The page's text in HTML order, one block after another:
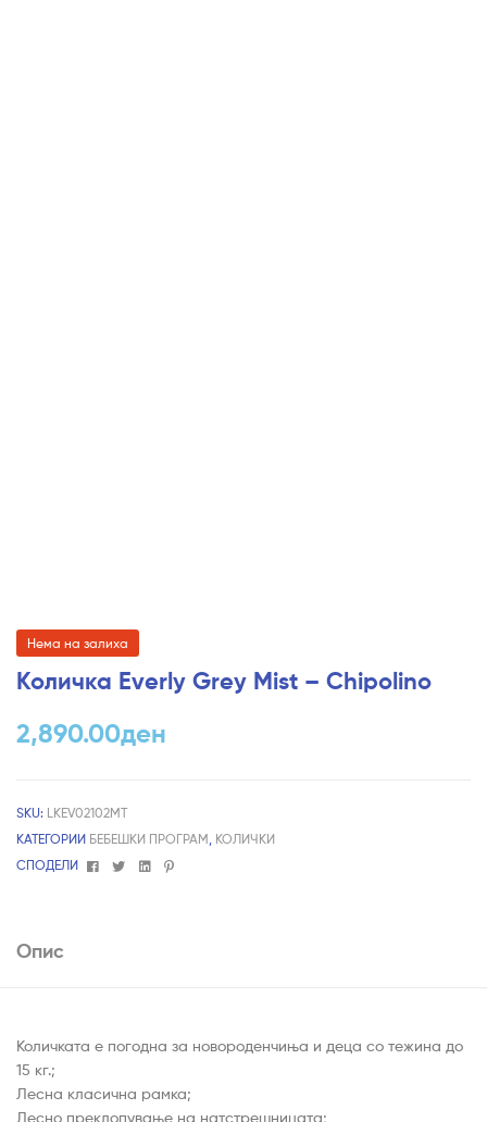
Нема на залиха
Количка Everly Grey Mist – Chipolino
2,890.00ден
SKU: LKEV02102MT
КАТЕГОРИИ БЕБЕШКИ ПРОГРАМ КОЛИЧКИ
СПОДЕЛИ
FacebookTwitterLinkedin
Pinterest
Опис
Количката е погодна за новороденчиња и деца со тежина до
15 кг.;
Лесна класична рамка;
Лесно преклопување на натстрешницата;